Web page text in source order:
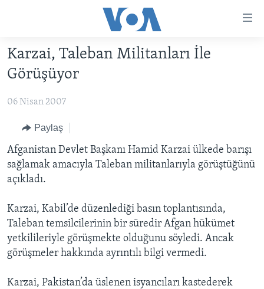
geç
Ana
navigasyona
geç
HABERLER
TÜRKİYE
AMERİKA
ORTADOĞU
AVRUPA
ULUSLARARASI
BİLİM VE TEKNOLOJİ
EKONOMİ
ÇEVRE
HAYATTAN
PROGRAMLAR
AMERİKA'DA YAŞAM
UKRAYNA KRİZİ
YAPAY ZEKA
YORUMLAR
AMERIKA'YA ÖZEL
MULTİMEDYA
VİDEO GALERİ
FOTO GALERİ
LEARNING ENGLISH
Karzai, Taleban Militanları İle
Görüşüyor
06 Nisan 2007
Paylaş
Afganistan Devlet Başkanı Hamid Karzai ülkede barışı
sağlamak amacıyla Taleban militanlarıyla görüştüğünü
açıkladı.
Karzai, Kabil’de düzenlediği basın toplantısında,
Taleban temsilcilerinin bir süredir Afgan hükümet
yetkilileriyle görüşmekte olduğunu söyledi. Ancak
görüşmeler hakkında ayrıntılı bilgi vermedi.
Karzai, Pakistan’da üslenen isyancıları kastederek